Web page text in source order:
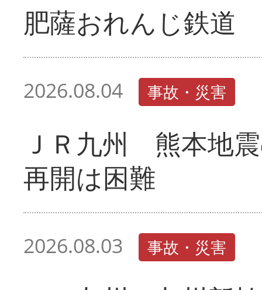
肥薩おれんじ鉄
2026.08.04 事故・災害
ＪＲ九州 熊本地
再開は困難
2026.08.03 事故・災害